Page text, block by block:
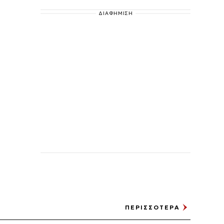
ΔΙΑΦΗΜΙΣΗ
ΠΕΡΙΣΣΟΤΕΡΑ